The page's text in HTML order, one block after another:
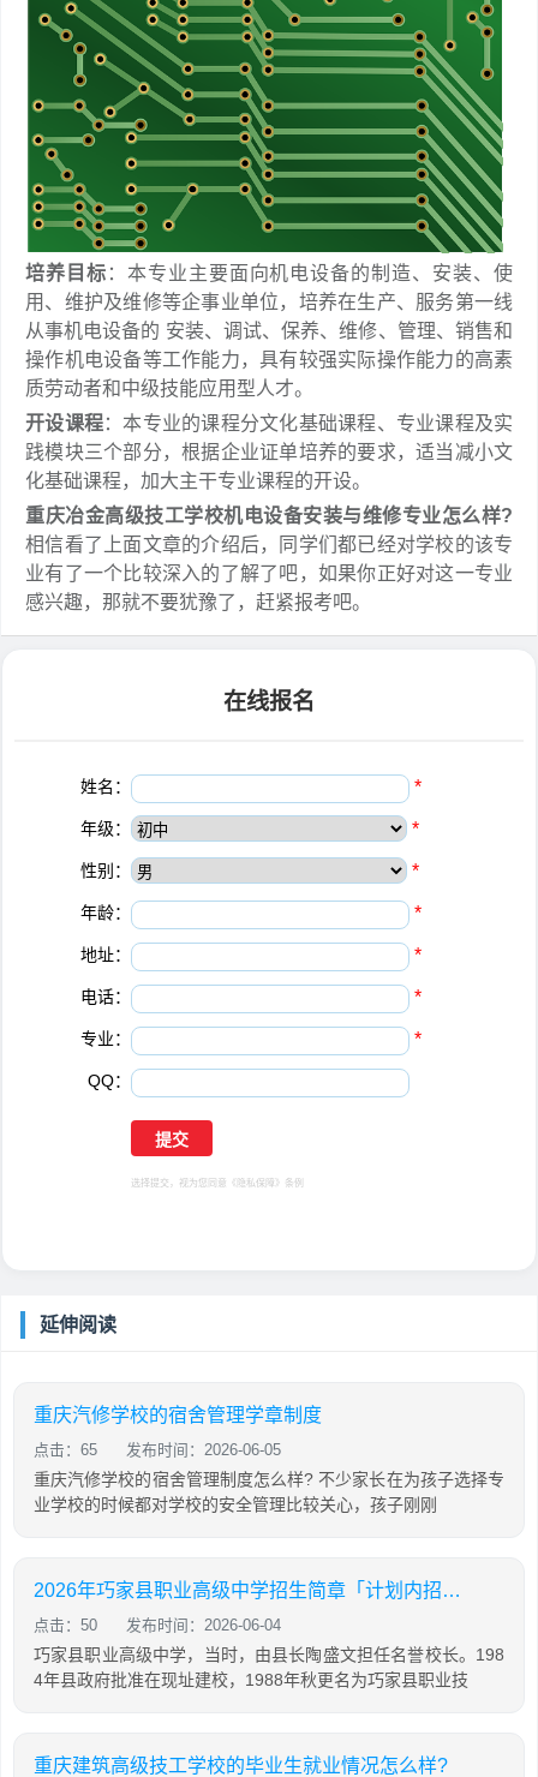
培养目标 ：本专业主要面向机电设备的制造、安装、使
用、维护及维修等企事业单位，培养在生产、服务第一线
从事机电设备的 安装、调试、保养、维修、管理、销售和
操作机电设备等工作能力，具有较强实际操作能力的高素
质劳动者和中级技能应用型人才。
开设课程：本专业的课程分文化基础课程、专业课程及实
践模块三个部分，根据企业证单培养的要求，适当减小文
化基础课程，加大主干专业课程的开设。
重庆冶金高级技工学校机电设备安装与维修专业怎么样?
相信看了上面文章的介绍后，同学们都已经对学校的该专
业有了一个比较深入的了解了吧，如果你正好对这一专业
感兴趣，那就不要犹豫了，赶紧报考吧。
在线报名
姓名： *
年级： *
性别： *
年龄： *
地址： *
电话： *
专业： *
QQ：
选择提交，视为您同意 《隐私保障》 条例
延伸阅读
重庆汽修学校的宿舍管理学章制度
点击：65 发布时间：2026-06-05
重庆汽修学校的宿舍管理制度怎么样? 不少家长在为孩子选择专
业学校的时候都对学校的安全管理比较关心，孩子刚刚
2026年巧家县职业高级中学招生简章「计划内招生」
点击：50 发布时间：2026-06-04
巧家县职业高级中学，当时，由县长陶盛文担任名誉校长。198
4年县政府批准在现址建校，1988年秋更名为巧家县职业技
重庆建筑高级技工学校的毕业生就业情况怎么样?